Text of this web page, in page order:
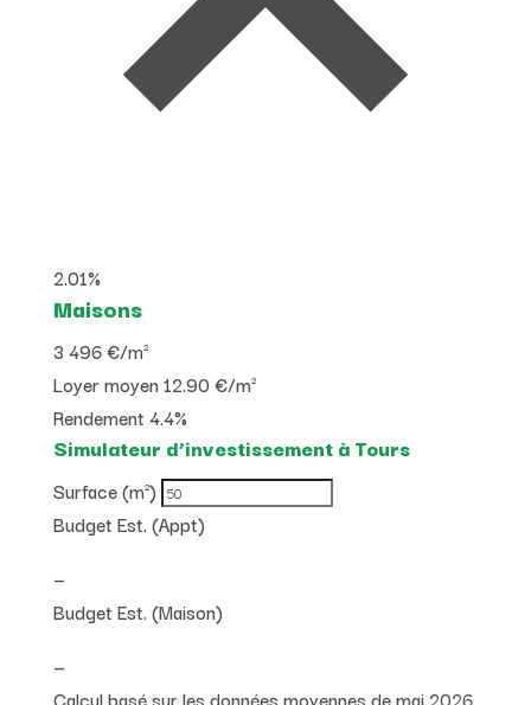
2.01%
Maisons
3 496 €/m²
Loyer moyen 12.90 €/m²
Rendement 4.4%
Simulateur d’investissement à Tours
Surface (m²)
Budget Est. (Appt)
—
Budget Est. (Maison)
—
Calcul basé sur les données moyennes de mai 2026